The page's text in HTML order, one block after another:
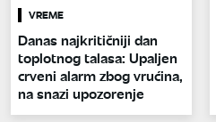
VREME
Danas najkritičniji dan
toplotnog talasa: Upaljen
crveni alarm zbog vrućina,
na snazi upozorenje